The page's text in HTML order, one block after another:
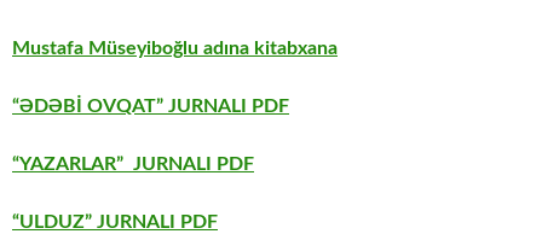
Mustafa Müseyiboğlu adına kitabxana
“ƏDƏBİ OVQAT” JURNALI PDF
“YAZARLAR” JURNALI PDF
“ULDUZ” JURNALI PDF